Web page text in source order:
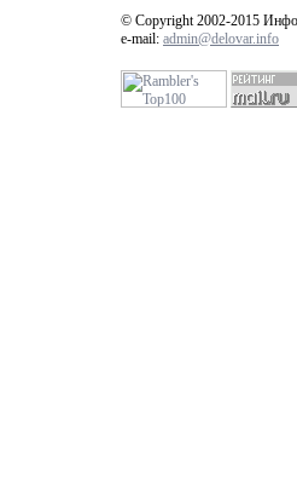
© Copyright 2002-2015
e-mail: admin@delovar.info